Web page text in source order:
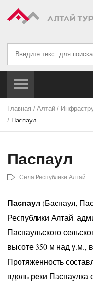
Искать...
Главная / Алтай /
/ Паспаул
Паспаул
Села Республики Алтай
Паспаул (Баспаул,
Республики Алтай,
Паспаульского
высоте 350 м над у.м.,
Протяженность
вдоль реки Паспаулка